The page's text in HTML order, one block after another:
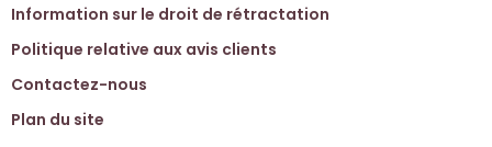
Information sur le droit de rétractation
Politique relative aux avis clients
Contactez-nous
Plan du site